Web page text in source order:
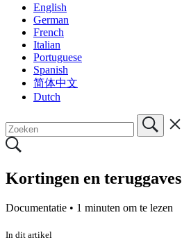
English
German
French
Italian
Portuguese
Spanish
简体中文
Dutch
Kortingen en teruggaves
Documentatie • 1 minuten om te lezen
In dit artikel